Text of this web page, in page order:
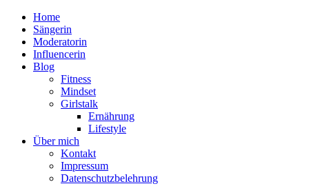
Home
Sängerin
Moderatorin
Influencerin
Blog
Fitness
Mindset
Girlstalk
Ernährung
Lifestyle
Über mich
Kontakt
Impressum
Datenschutzbelehrung